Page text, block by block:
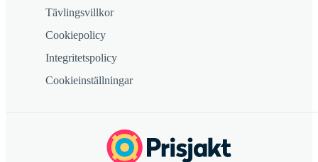
Tävlingsvillkor
Cookiepolicy
Integritetspolicy
Cookieinställningar